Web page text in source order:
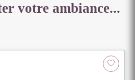
votre ambiance...